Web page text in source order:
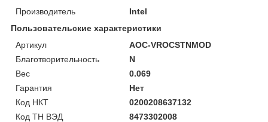
Производитель
Intel
Пользовательские характеристики
Артикул
AOC-VROCSTNMOD
Благотворительность
N
Вес
0.069
Гарантия
Нет
Код НКТ
0200208637132
Код ТН ВЭД
8473302008